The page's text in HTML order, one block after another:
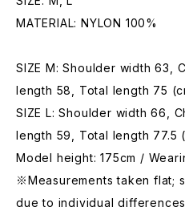
MATERIAL: NYLON 100%
SIZE M: Shoulder width 63,
length 58, Total length 75
SIZE L: Shoulder width 66,
length 59, Total length 77.5
Model height: 175cm /
※Measurements taken flat;
due to individual